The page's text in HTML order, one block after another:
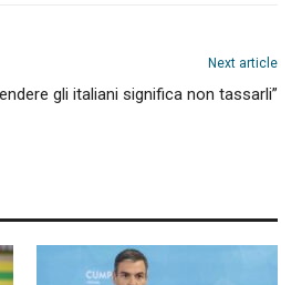
Next article
gli italiani significa non tassarli”